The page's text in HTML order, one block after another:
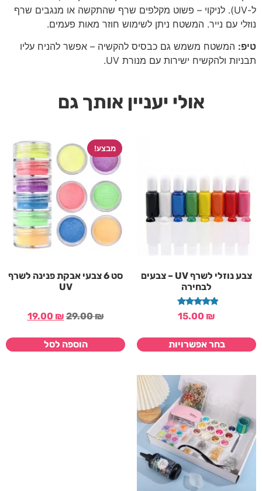
ל-UV). לניקוי – פשוט מקלפים שרף שהתקשה או מנגבים שרף
נוזלי עם נייר. המשטח ניתן לשימוש חוזר מאות פעמים.
טיפ: המשטח משמש גם כבסיס להקשיה – אפשר להניח עליו
תבניות ולהקשיח ישירות עם מנורת UV.
אולי יעניין אותך גם
צבע נוזלי לשרף UV – צבעים
לבחירה
דורג
5.00
15.00 ₪
בחר אפשרויות
מבצע!
סט 6 צבעי אבקת פנינה לשרף
UV
29.00₪
19.00 ₪
הוספה לסל